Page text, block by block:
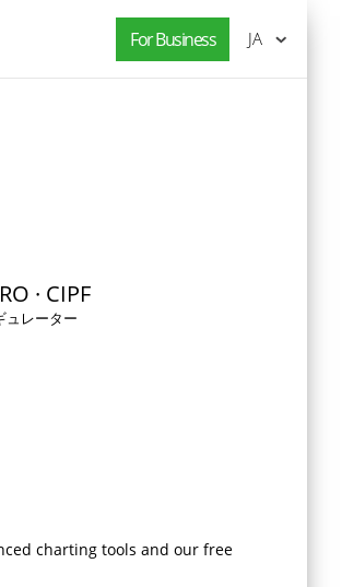
For Business JA
· CIPF
ュレーター
charting tools and our free